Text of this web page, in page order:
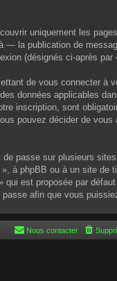
uniquement les
la publication de
(désignés ci-après par
de vous connecter à
données applicables
inscription, sont
pouvez décider de
passe sur plusieurs
à phpBB ou à un site de
est proposée par
afin que vous
Nous contacter